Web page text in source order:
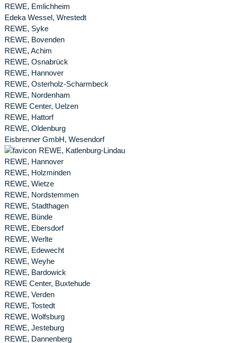
REWE, Emlichheim
Edeka Wessel, Wrestedt
REWE, Syke
REWE, Bovenden
REWE, Achim
REWE, Osnabrück
REWE, Hannover
REWE, Osterholz-Scharmbeck
REWE, Nordenham
REWE Center, Uelzen
REWE, Hattorf
REWE, Oldenburg
Eisbrenner GmbH, Wesendorf
REWE, Katlenburg-Lindau
REWE, Hannover
REWE, Holzminden
REWE, Wietze
REWE, Nordstemmen
REWE, Stadthagen
REWE, Bünde
REWE, Ebersdorf
REWE, Werlte
REWE, Edewecht
REWE, Weyhe
REWE, Bardowick
REWE Center, Buxtehude
REWE, Verden
REWE, Tostedt
REWE, Wolfsburg
REWE, Jesteburg
REWE, Dannenberg